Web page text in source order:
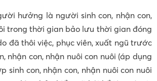
hưởng là người sinh con, nhận con,
trong thời gian bảo lưu thời gian đóng
đã thôi việc, phục viên, xuất ngũ trước
nhận con, nhận nuôi con nuôi (áp dụng
sinh con, nhận con, nhận nuôi con nuôi